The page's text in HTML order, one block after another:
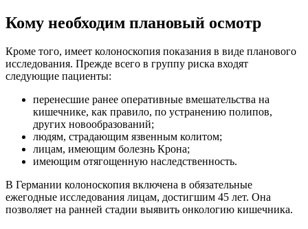
Кому необходим плановый осмотр
Кроме того, имеет колоноскопия показания в виде планового
исследования. Прежде всего в группу риска входят
следующие пациенты:
перенесшие ранее оперативные вмешательства на
кишечнике, как правило, по устранению полипов,
других новообразований;
людям, страдающим язвенным колитом;
лицам, имеющим болезнь Крона;
имеющим отягощенную наследственность.
В Германии колоноскопия включена в обязательные
ежегодные исследования лицам, достигшим 45 лет. Она
позволяет на ранней стадии выявить онкологию кишечника.